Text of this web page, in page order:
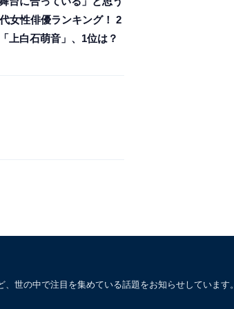
女性俳優ランキング！ 2
上白石萌音」、1位は？
世の中で注目を集めている話題をお知らせしています。